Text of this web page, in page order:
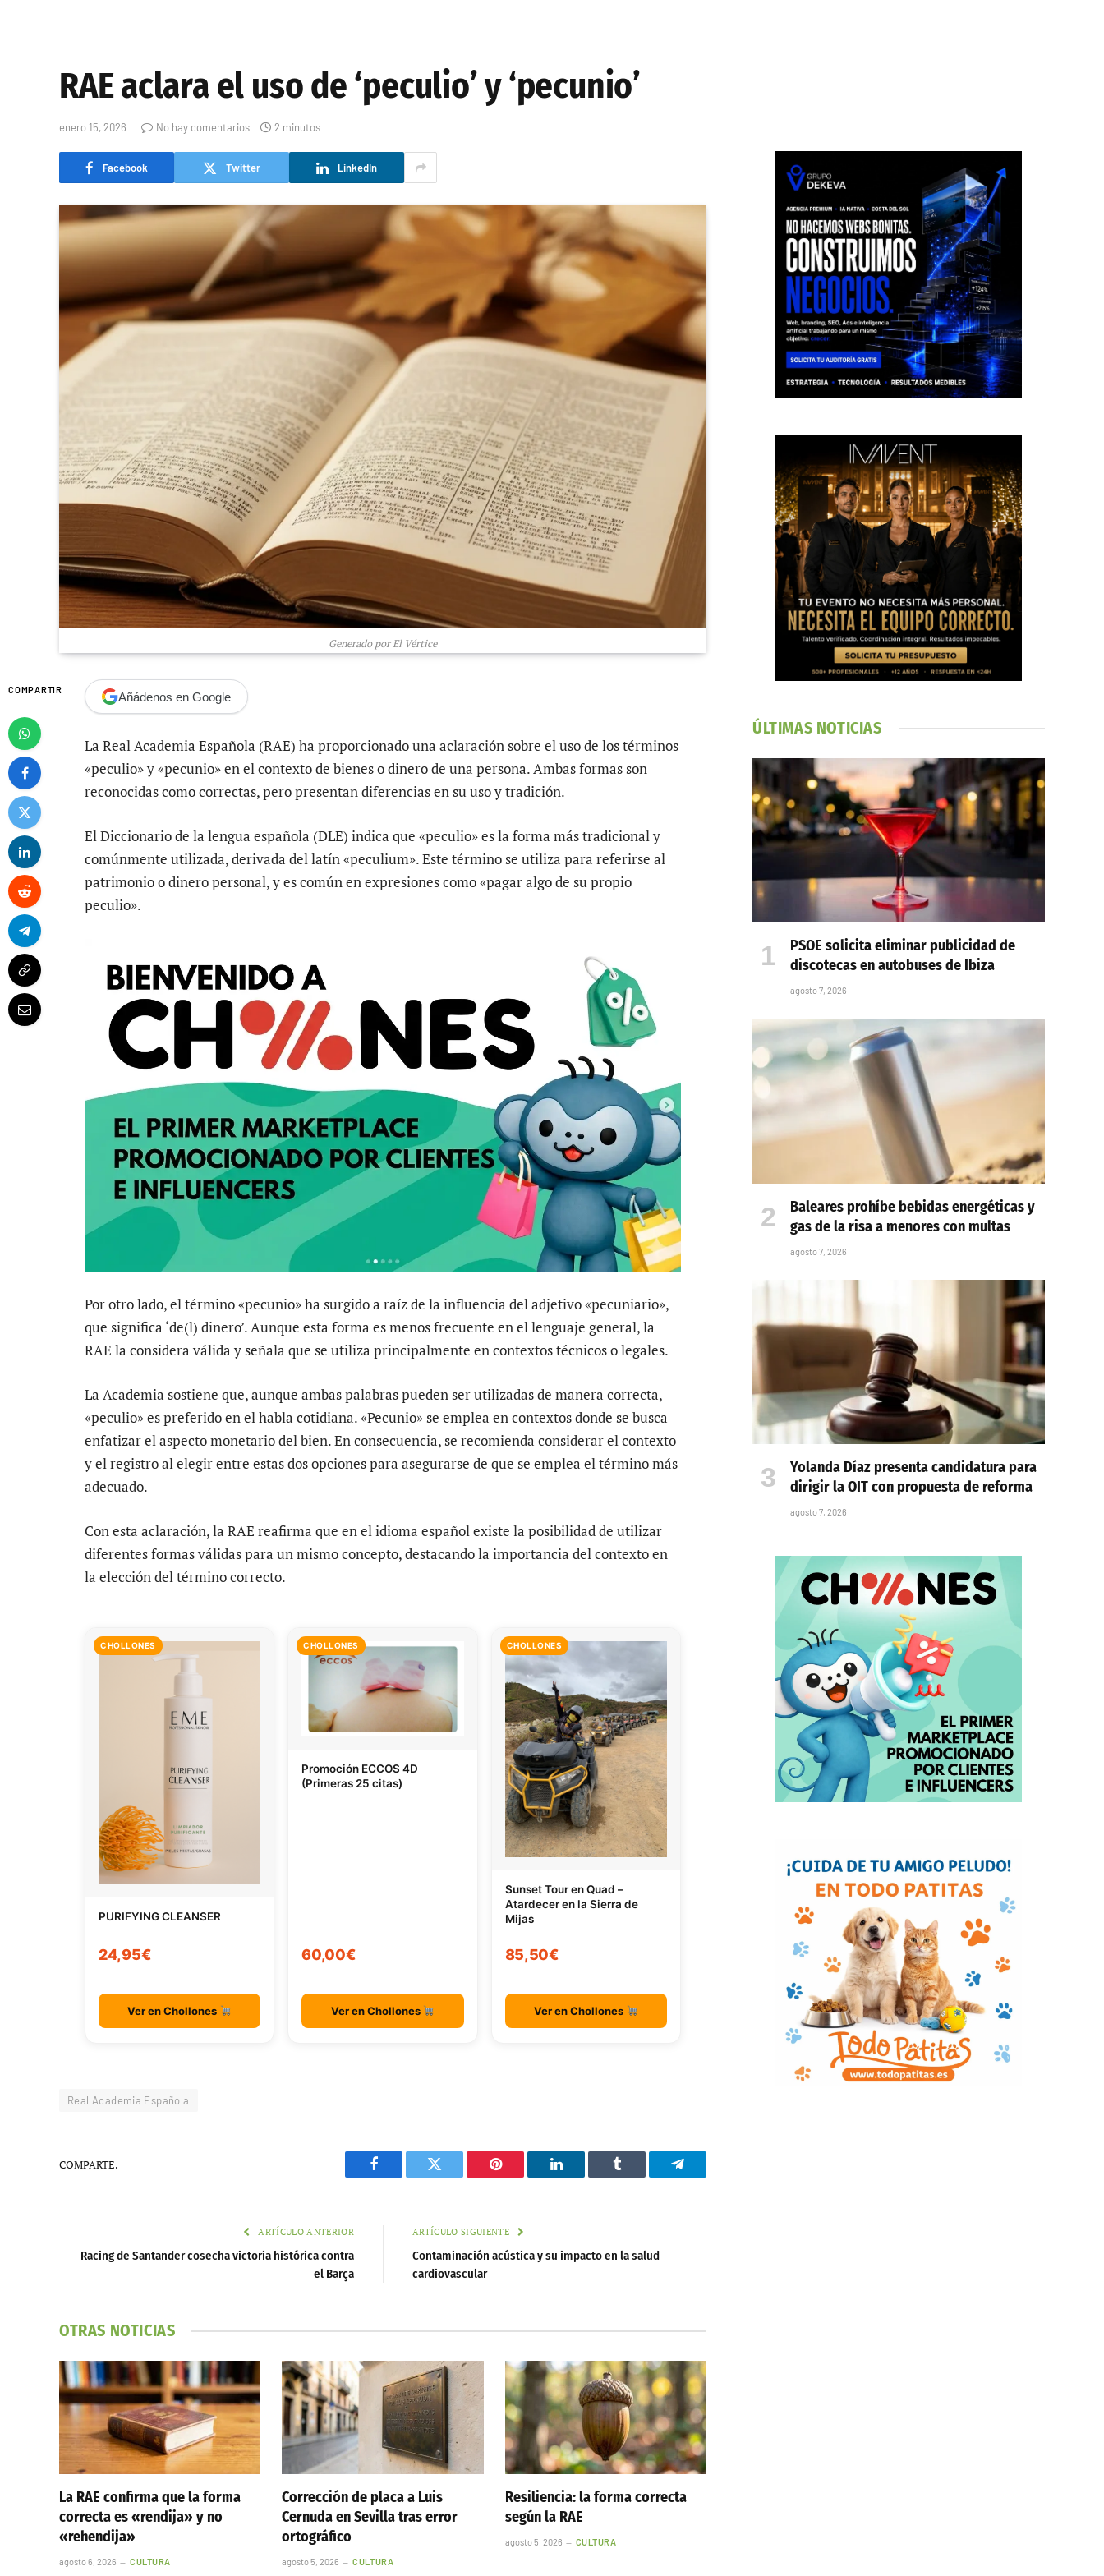
RAE aclara el uso de ‘peculio’ y ‘pecunio’
enero 15, 2026 No hay comentarios 2 minutos
Facebook Twitter LinkedIn
Generado por El Vértice
COMPARTIR Añádenos en Google
La Real Academia Española (RAE) ha proporcionado una aclaración sobre el uso de los términos
«peculio» y «pecunio» en el contexto de bienes o dinero de una persona. Ambas formas son
reconocidas como correctas, pero presentan diferencias en su uso y tradición.
El Diccionario de la lengua española (DLE) indica que «peculio» es la forma más tradicional y
comúnmente utilizada, derivada del latín «peculium». Este término se utiliza para referirse al
patrimonio o dinero personal, y es común en expresiones como «pagar algo de su propio
peculio».
Por otro lado, el término «pecunio» ha surgido a raíz de la influencia del adjetivo «pecuniario»,
que significa ‘de(l) dinero’. Aunque esta forma es menos frecuente en el lenguaje general, la
RAE la considera válida y señala que se utiliza principalmente en contextos técnicos o legales.
La Academia sostiene que, aunque ambas palabras pueden ser utilizadas de manera correcta,
«peculio» es preferido en el habla cotidiana. «Pecunio» se emplea en contextos donde se busca
enfatizar el aspecto monetario del bien. En consecuencia, se recomienda considerar el contexto
y el registro al elegir entre estas dos opciones para asegurarse de que se emplea el término más
adecuado.
Con esta aclaración, la RAE reafirma que en el idioma español existe la posibilidad de utilizar
diferentes formas válidas para un mismo concepto, destacando la importancia del contexto en
la elección del término correcto.
CHOLLONES
PURIFYING CLEANSER
24,95€
Ver en Chollones
CHOLLONES
Promoción ECCOS 4D
(Primeras 25 citas)
60,00€
Ver en Chollones
CHOLLONES
Sunset Tour en Quad –
Atardecer en la Sierra de
Mijas
85,50€
Ver en Chollones
Real Academia Española
COMPARTE.
Facebook Twitter Pinterest LinkedIn Tumblr Telegram
ARTÍCULO ANTERIOR
Racing de Santander cosecha victoria histórica contra
el Barça
ARTÍCULO SIGUIENTE
Contaminación acústica y su impacto en la salud
cardiovascular
OTRAS NOTICIAS
La RAE confirma que la forma
correcta es «rendija» y no
«rehendija»
agosto 6, 2026 CULTURA
Corrección de placa a Luis
Cernuda en Sevilla tras error
ortográfico
agosto 5, 2026 CULTURA
Resiliencia: la forma correcta
según la RAE
agosto 5, 2026 CULTURA
ÚLTIMAS NOTICIAS
PSOE solicita eliminar publicidad de
discotecas en autobuses de Ibiza
agosto 7, 2026
Baleares prohíbe bebidas energéticas y
gas de la risa a menores con multas
agosto 7, 2026
Yolanda Díaz presenta candidatura para
dirigir la OIT con propuesta de reforma
agosto 7, 2026